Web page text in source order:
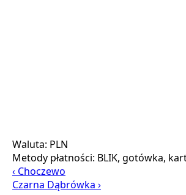
Waluta: PLN
Metody płatności: BLIK, gotówka,
‹ Choczewo
Czarna Dąbrówka ›